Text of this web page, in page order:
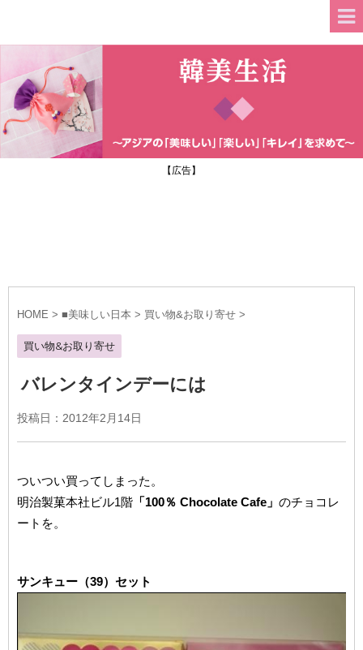
【広告】
HOME > ■美味しい日本 > 買い物&お取り寄せ >
買い物&お取り寄せ
バレンタインデーには
投稿日：2012年2月14日
ついつい買ってしまった。
明治製菓本社ビル1階 「100％ Chocolate Cafe」 のチョコレ
ートを。
サンキュー（39）セット